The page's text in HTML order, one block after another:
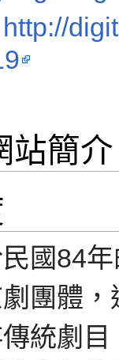
http://
站簡介
國84
團體
統劇